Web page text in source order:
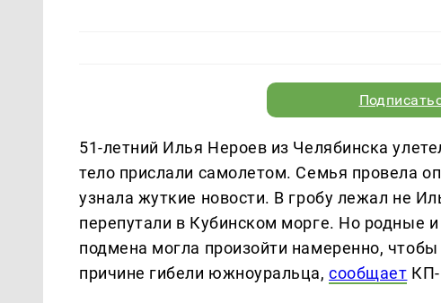
51-летний Илья Нероев из Челябинска
тело прислали самолетом. Семья провела
узнала жуткие новости. В гробу лежал не
перепутали в Кубинском морге. Но родные
подмена могла произойти намеренно,
причине гибели южноуральца,сообщает КП-